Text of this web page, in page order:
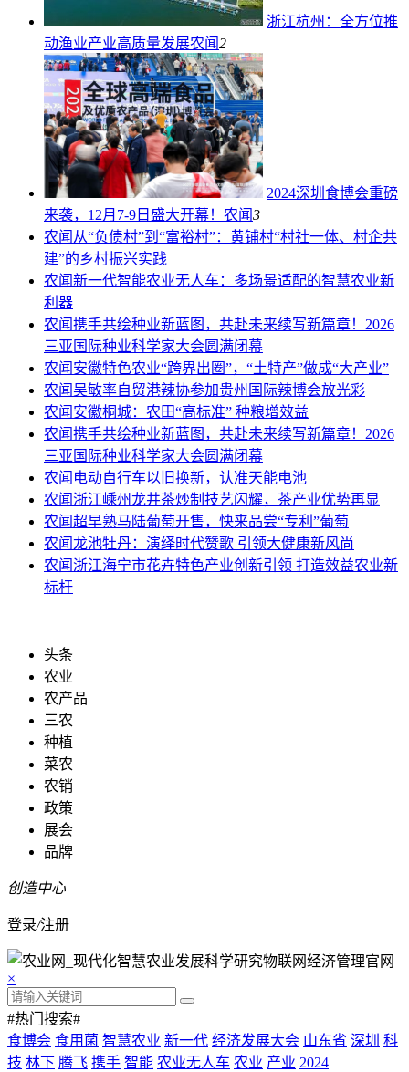
浙江杭州：全方位推
动渔业产业高质量发展农闻2
2024深圳食博会重磅
来袭，12月7-9日盛大开幕！ 农闻3
农闻 从“负债村”到“富裕村”：黄铺村“村社一体、村企共
建”的乡村振兴实践
农闻新一代智能农业无人车：多场景适配的智慧农业新
利器
农闻携手共绘种业新蓝图，共赴未来续写新篇章！2026
三亚国际种业科学家大会圆满闭幕
农闻 安徽特色农业“跨界出圈”，“土特产”做成“大产业”
农闻吴敏率自贸港辣协参加贵州国际辣博会放光彩
农闻 安徽桐城：农田“高标准” 种粮增效益
农闻携手共绘种业新蓝图，共赴未来续写新篇章！2026
三亚国际种业科学家大会圆满闭幕
农闻 电动自行车以旧换新，认准天能电池
农闻 浙江嵊州龙井茶炒制技艺闪耀，茶产业优势再显
农闻超早熟马陆葡萄开售，快来品尝“专利”葡萄
农闻龙池牡丹：演绎时代赞歌 引领大健康新风尚
农闻 浙江海宁市花卉特色产业创新引领 打造效益农业新
标杆
头条
农业
农产品
三农
种植
菜农
农销
政策
展会
品牌
创造中心
登录/注册
×
#热门搜索#
食博会 食用菌 智慧农业 新一代 经济发展大会 山东省 深圳 科
技 林下 腾飞 携手 智能 农业无人车 农业 产业 2024